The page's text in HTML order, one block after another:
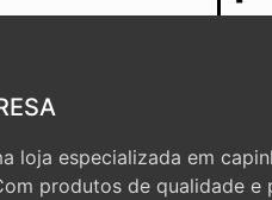
loja especializada em
produtos de qualidade e